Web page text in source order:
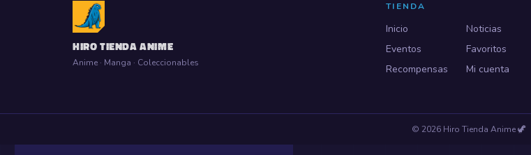
HIRO TIENDA ANIME
Anime · Manga · Coleccionables
TIENDA
Inicio
Noticias
Eventos
Favoritos
Recompensas
Mi cuenta
© 2026 Hiro Tienda Anime🦖